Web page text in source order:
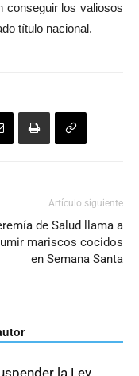
conseguir los valiosos
título nacional.
Artículo siguiente
de Salud llama a
mariscos cocidos
en Semana Santa